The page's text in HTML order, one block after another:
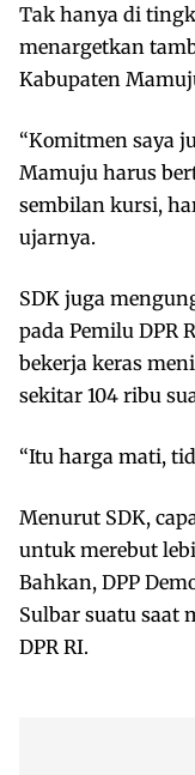
Tak hanya di
menargetkan
Kabupaten
“Komitmen saya
Mamuju harus
sembilan kursi,
ujarnya.
SDK juga
pada Pemilu DPR
bekerja keras
sekitar 104 ribu
“Itu harga mati,
Menurut SDK,
untuk merebut
Bahkan, DPP
Sulbar suatu saat
DPR RI.